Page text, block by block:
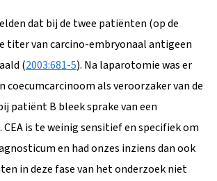
dat bij de twee patiënten (op de
titer van carcino-embryonaal antigeen
(2003:681-5). Na laparotomie was er
coecumcarcinoom als veroorzaker van de
patiënt B bleek sprake van een
is te weinig sensitief en specifiek om
en had onzes inziens dan ook
in deze fase van het onderzoek niet